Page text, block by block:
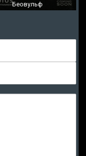
Беовульф